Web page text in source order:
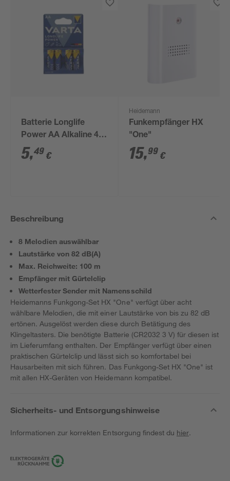
Batterie Longlife
Power AA Alkaline 4
Stück
5,49 €
Heidemann
Funkempfänger HX
"One"
15,99 €
Beschreibung
8 Melodien auswählbar
Lautstärke von 82 dB(A)
Max. Reichweite: 100 m
Empfänger mit Gürtelclip
Wetterfester Sender mit Namensschild
Heidemanns Funkgong-Set HX "One" verfügt über acht
wählbare Melodien, die mit einer Lautstärke von bis zu 82 dB
ertönen. Ausgelöst werden diese durch Betätigung des
Klingeltasters. Die benötigte Batterie (CR2032 3 V) für diesen ist
im Lieferumfang enthalten. Der Empfänger verfügt über einen
praktischen Gürtelclip und lässt sich so komfortabel bei
Hausarbeiten mit sich führen. Das Funkgong-Set HX "One" ist
mit allen HX-Geräten von Heidemann kompatibel.
Sicherheits- und Entsorgungshinweise
Informationen zur korrekten Entsorgung findest du hier.